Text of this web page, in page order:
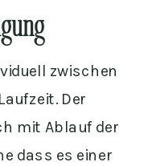
zwischen
Der
mit Ablauf der
dass es einer